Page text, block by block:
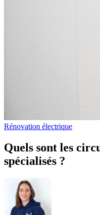
Rénovation électrique
Quels sont les
spécialisés ?